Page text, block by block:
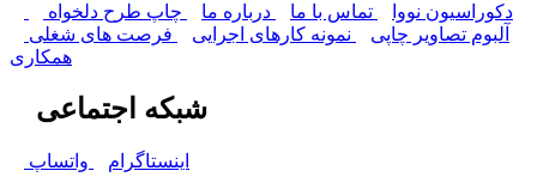
دکوراسیون نووا تماس با ما درباره ما
چاپ طرح دلخواه
آلبوم تصاویر چاپی
نمونه کارهای اجرایی
فرصت های شغلی
همکاری
شبکه اجتماعی
اینستاگرام واتساپ